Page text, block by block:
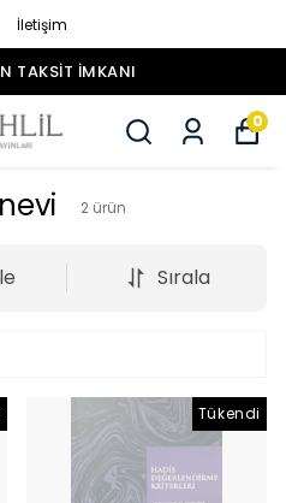
İletişim
TAKSİT İMKANI
0
2 ürün
Sırala
Tükendi